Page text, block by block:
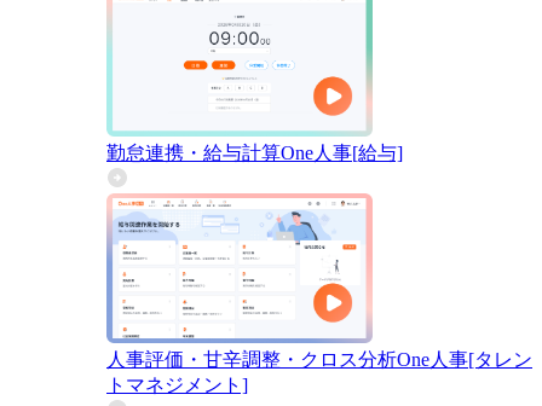
勤怠連携・給与計算One人事[給与]
人事評価・甘辛調整・クロス分析One人事[タレン
トマネジメント]